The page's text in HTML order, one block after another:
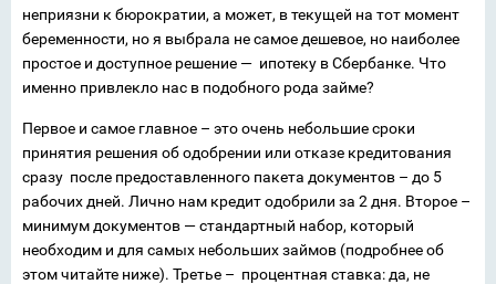
неприязни к бюрократии, а может, в текущей на тот момент
беременности, но я выбрала не самое дешевое, но наиболее
простое и доступное решение — ипотеку в Сбербанке. Что
именно привлекло нас в подобного рода займе?
Первое и самое главное – это очень небольшие сроки
принятия решения об одобрении или отказе кредитования
сразу после предоставленного пакета документов – до 5
рабочих дней. Лично нам кредит одобрили за 2 дня. Второе –
минимум документов — стандартный набор, который
необходим и для самых небольших займов (подробнее об
этом читайте ниже). Третье – процентная ставка: да, не